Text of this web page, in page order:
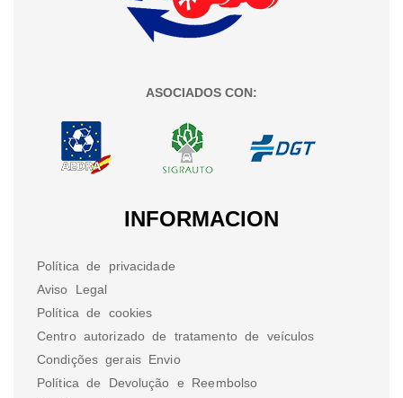
ASOCIADOS CON:
INFORMACION
Política de privacidade
Aviso Legal
Política de cookies
Centro autorizado de tratamento de veículos
Condições gerais Envio
Política de Devolução e Reembolso